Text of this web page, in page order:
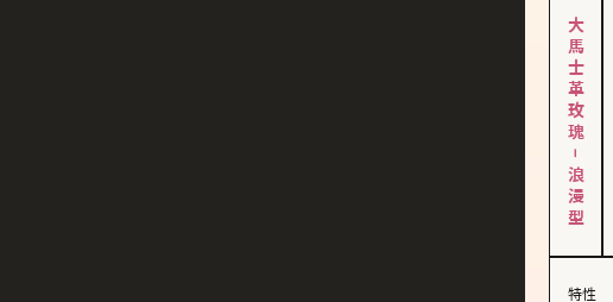
大馬士革玫瑰－浪漫型
特性